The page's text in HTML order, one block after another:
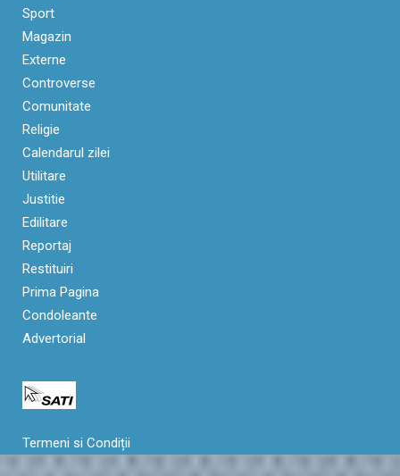
Sport
Magazin
Externe
Controverse
Comunitate
Religie
Calendarul zilei
Utilitare
Justitie
Edilitare
Reportaj
Restituiri
Prima Pagina
Condoleante
Advertorial
Termeni si Condiții